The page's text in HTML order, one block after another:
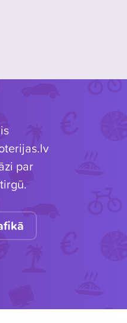
par